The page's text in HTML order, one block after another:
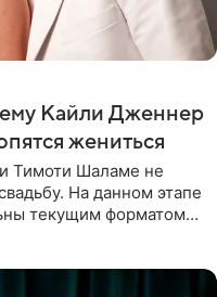
Кайли Дженнер
жениться
Тимоти Шаламе не
На данном этапе
текущим форматом